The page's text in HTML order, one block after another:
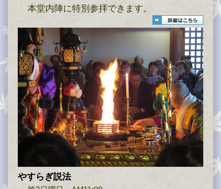
本堂内陣に特別参拝できます。
やすらぎ説法